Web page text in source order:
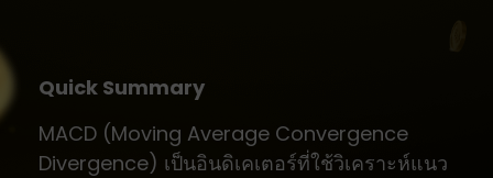
Quick Summary
MACD (Moving Average Convergence
Divergence) เป็นอินดิเคเตอร์ที่ใช้วิเคราะห์แนว